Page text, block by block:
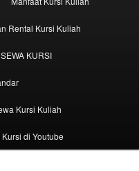
Rental Kursi Kuliah
SEWA KURSI
Kursi Kuliah
di Youtube